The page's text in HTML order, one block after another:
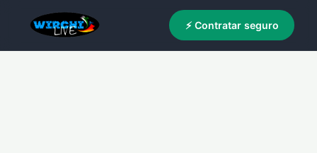
⚡ Contratar seguro